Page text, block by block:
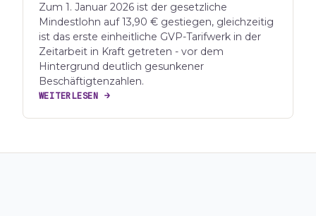
Zum 1. Januar 2026 ist der gesetzliche
Mindestlohn auf 13,90 € gestiegen, gleichzeitig
ist das erste einheitliche GVP-Tarifwerk in der
Zeitarbeit in Kraft getreten - vor dem
Hintergrund deutlich gesunkener
Beschäftigtenzahlen.
WEITERLESEN →